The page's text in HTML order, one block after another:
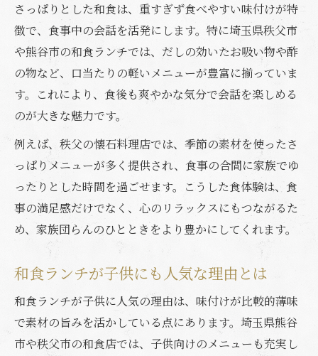
さっぱりとした和食は、重すぎず食べやすい味付けが特
徴で、食事中の会話を活発にします。特に埼玉県秩父市
や熊谷市の和食ランチでは、だしの効いたお吸い物や酢
の物など、口当たりの軽いメニューが豊富に揃っていま
す。これにより、食後も爽やかな気分で会話を楽しめる
のが大きな魅力です。
例えば、秩父の懐石料理店では、季節の素材を使ったさ
っぱりメニューが多く提供され、食事の合間に家族でゆ
ったりとした時間を過ごせます。こうした食体験は、食
事の満足感だけでなく、心のリラックスにもつながるた
め、家族団らんのひとときをより豊かにしてくれます。
和食ランチが子供にも人気な理由とは
和食ランチが子供に人気の理由は、味付けが比較的薄味
で素材の旨みを活かしている点にあります。埼玉県熊谷
市や秩父市の和食店では、子供向けのメニューも充実し